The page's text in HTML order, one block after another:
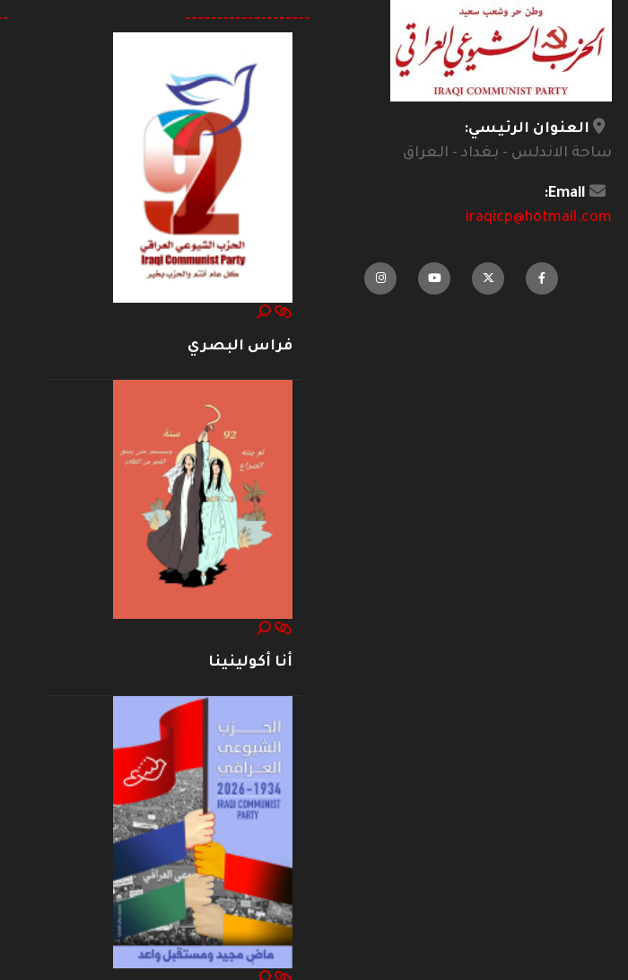
العنوان الرئيسي:
ساحة الاندلس - بغداد - العراق
Email:
iraqicp@hotmail.com
--------------------
فراس البصري
أنا أكولينينا